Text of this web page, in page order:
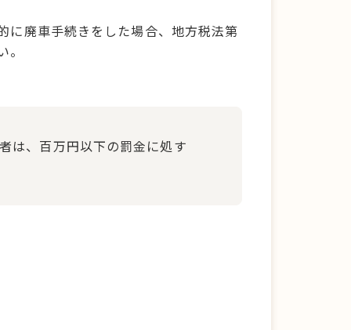
に廃車手続きをした場合、地方税法第
は、百万円以下の罰金に処す